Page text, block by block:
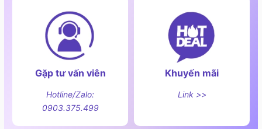
- Thớt nhựa KCB – 601P / Chậu rửa nhỏ KSWB – 404S.
(Tùy chọn)
Gặp tư vấn viên
Hotline/Zalo:
0903.375.499
Khuyến mãi
Link >>